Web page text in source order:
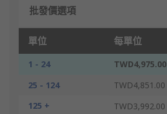
批發價選項
單位 每單位
1 - 24
TWD4,975.00
25 - 124
TWD4,851.00
125 +
TWD3,992.00